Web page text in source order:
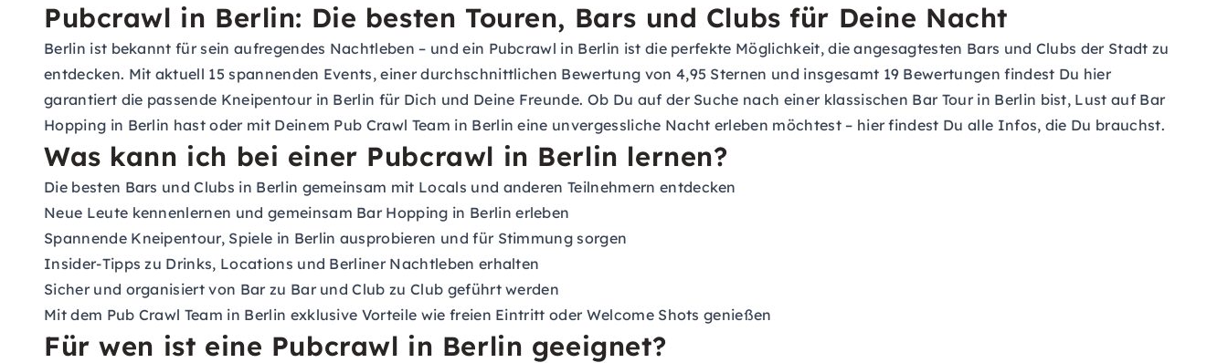
Pubcrawl in Berlin: Die besten Touren, Bars und Clubs für Deine Nacht
Berlin ist bekannt für sein aufregendes Nachtleben – und ein Pubcrawl in Berlin ist die perfekte Möglichkeit, die angesagtesten Bars und Clubs der Stadt zu
entdecken. Mit aktuell 15 spannenden Events, einer durchschnittlichen Bewertung von 4,95 Sternen und insgesamt 19 Bewertungen findest Du hier
garantiert die passende Kneipentour in Berlin für Dich und Deine Freunde. Ob Du auf der Suche nach einer klassischen Bar Tour in Berlin bist, Lust auf Bar
Hopping in Berlin hast oder mit Deinem Pub Crawl Team in Berlin eine unvergessliche Nacht erleben möchtest – hier findest Du alle Infos, die Du brauchst.
Was kann ich bei einer Pubcrawl in Berlin lernen?
Die besten Bars und Clubs in Berlin gemeinsam mit Locals und anderen Teilnehmern entdecken
Neue Leute kennenlernen und gemeinsam Bar Hopping in Berlin erleben
Spannende Kneipentour, Spiele in Berlin ausprobieren und für Stimmung sorgen
Insider-Tipps zu Drinks, Locations und Berliner Nachtleben erhalten
Sicher und organisiert von Bar zu Bar und Club zu Club geführt werden
Mit dem Pub Crawl Team in Berlin exklusive Vorteile wie freien Eintritt oder Welcome Shots genießen
Für wen ist eine Pubcrawl in Berlin geeignet?